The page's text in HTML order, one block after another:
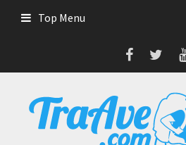
Top Menu